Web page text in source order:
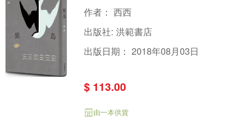
作者：西西
出版社:洪範書店
出版日期：2018年08月03日
$ 113.00
由一本供貨